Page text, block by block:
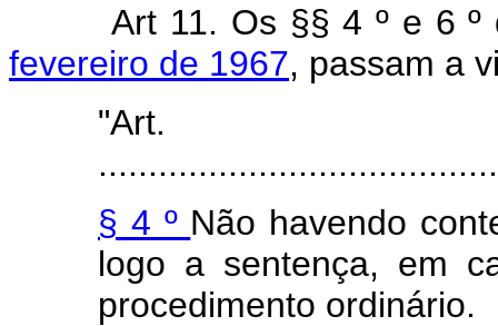
Art 11. Os §§ 4 º e 6
fevereiro de 1967, passam a
§ 4 º Não havendo
logo a sentença, em
procedimento ordinário.